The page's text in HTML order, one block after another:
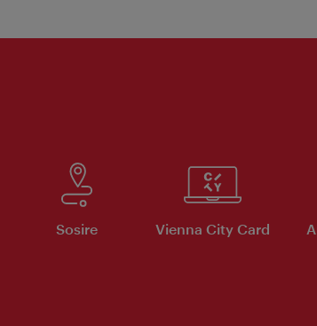
Sosire Vienna City Card